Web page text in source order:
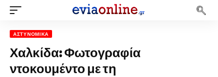
ΑΣΤΥΝΟΜΙΚΆ
Χαλκίδα: Φωτογραφία
ντοκουμέντο με τη